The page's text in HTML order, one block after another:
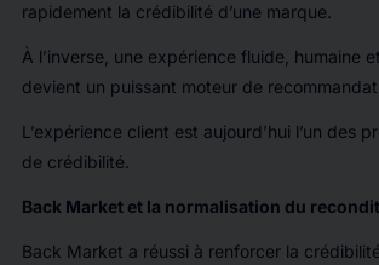
rapidement la crédibilité d’une marque.
À l’inverse, une expérience fluide, humaine
devient un puissant moteur de
L’expérience client est aujourd’hui l’un des
de crédibilité.
Back Market et la normalisation du
Back Market a réussi à renforcer la